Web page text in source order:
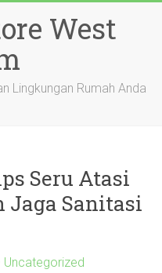
West
Lingkungan Rumah Anda
Seru Atasi
Jaga Sanitasi
Uncategorized